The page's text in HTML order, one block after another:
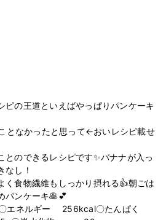
ピの王道といえばやっぱりパンケーキ
となかったと思って←おいレシピ載せ
とのできるレシピです✨バナナが入っ
なし！
く食物繊維もしっかり摂れる👍朝ごは
パンケーキ🥞💕
エネルギー 256kcal〇たんぱく